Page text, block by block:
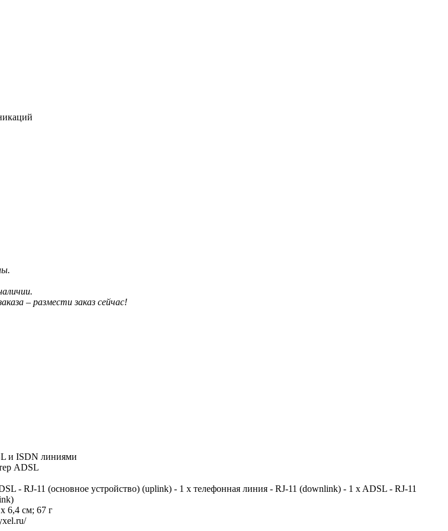
– размести заказ сейчас!
и ISDN линиями
ADSL
- RJ-11 (основное устройство) (uplink) - 1 x телефонная линия - RJ-11 (downlink) - 1 x ADSL - RJ-11
6,4 см; 67 г